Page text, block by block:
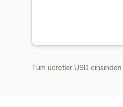
Tüm ücretler USD cinsinden